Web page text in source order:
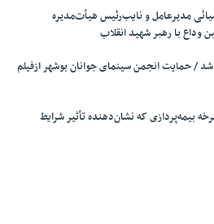
مدیرعامل و نایب‌رئیس هیأت‌مدیره
وداع با رهبر شهید انقلاب
شد / حمایت انجمن سینمای جوانان بوشهر ازفیلم
نفر از چرخه بیمه‌پردازی که نشان‌دهنده تأثیر شرایط